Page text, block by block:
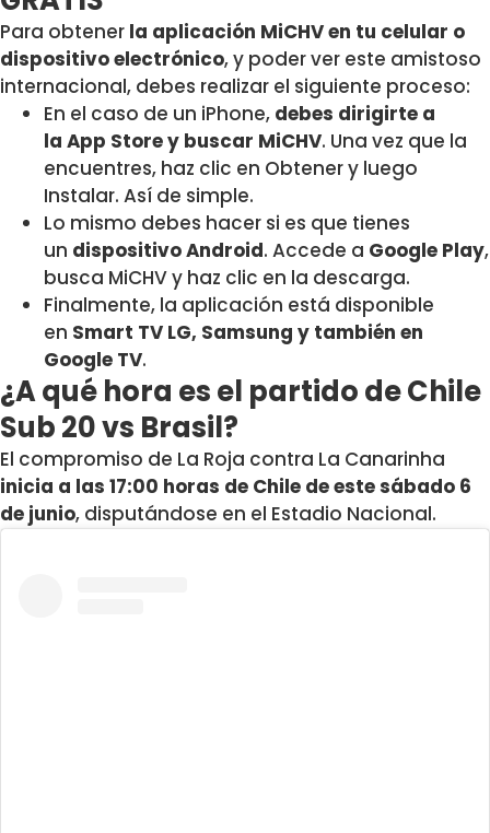
Para obtener la aplicación MiCHV en tu celular o
dispositivo electrónico, y poder ver este amistoso
internacional, debes realizar el siguiente proceso:
En el caso de un iPhone, debes dirigirte a
la App Store y buscar MiCHV. Una vez que la
encuentres, haz clic en Obtener y luego
Instalar. Así de simple.
Lo mismo debes hacer si es que tienes
un dispositivo Android. Accede a Google Play,
busca MiCHV y haz clic en la descarga.
Finalmente, la aplicación está disponible
en Smart TV LG, Samsung y también en
Google TV.
¿A qué hora es el partido de Chile
Sub 20 vs Brasil?
El compromiso de La Roja contra La Canarinha
inicia a las 17:00 horas de Chile de este sábado 6
de junio, disputándose en el Estadio Nacional.